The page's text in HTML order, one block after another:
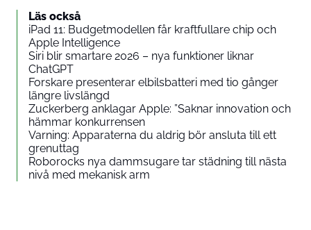
Läs också
iPad 11: Budgetmodellen får kraftfullare chip och
Apple Intelligence
Siri blir smartare 2026 – nya funktioner liknar
ChatGPT
Forskare presenterar elbilsbatteri med tio gånger
längre livslängd
Zuckerberg anklagar Apple: ”Saknar innovation och
hämmar konkurrensen
Varning: Apparaterna du aldrig bör ansluta till ett
grenuttag
Roborocks nya dammsugare tar städning till nästa
nivå med mekanisk arm